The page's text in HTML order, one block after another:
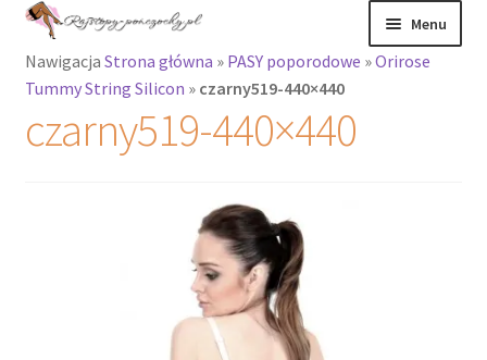
Przejdź
nawigacji
Przejdź
treści
Menu
Rajstopy
Rozwiń
menu
potomne
Rajstopy Orirose
Nawigacja Strona główna » PASY poporodowe »Orirose
Tummy String Silicon » czarny519-440×440
czarny519-440×440